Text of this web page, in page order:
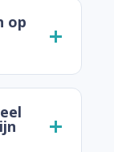
op